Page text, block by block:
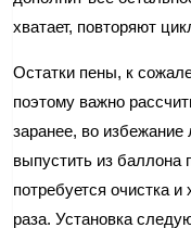
хватает, повторяют
Остатки пены, к
поэтому важно
заранее, во
выпустить из баллона
потребуется очистка
раза. Установка